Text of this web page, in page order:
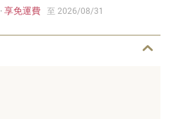
·享免運費 至 2026/08/31